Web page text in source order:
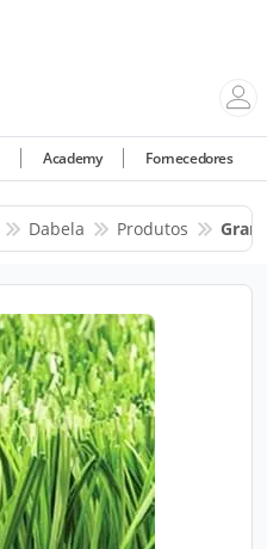
Academy Fornecedores
Dabela Produtos